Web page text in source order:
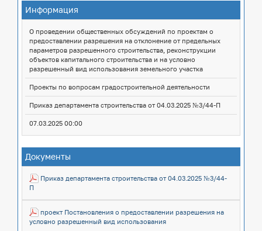
Информация
ТЕМА НАПРАВЛЕНИЕ ДОКУМЕНТ
ДАТА
И
ВРЕМЯ
О проведении общественных обсуждений по проектам о
предоставлении разрешения на отклонение от предельных
параметров разрешенного строительства, реконструкции
объектов капитального строительства и на условно
разрешенный вид использования земельного участка
Проекты по вопросам градостроительной деятельности
Приказ департамента строительства от 04.03.2025 №3/44-П
07.03.2025 00:00
Документы
ДОКУМЕНТЫ
Приказ департамента строительства от 04.03.2025 №3/44-
П
проект Постановления о предоставлении разрешения на
условно разрешенный вид использования